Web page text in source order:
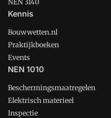
NEN 3140
Kennis
Bouwwetten.nl
Praktijkboeken
Events
NEN 1010
Beschermingsmaatregelen
Elektrisch materieel
Inspectie